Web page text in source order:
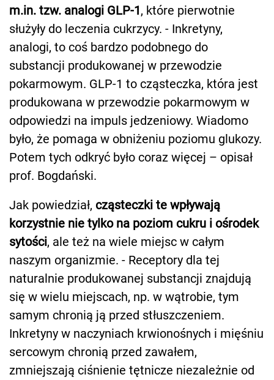
m.in. tzw. analogi GLP-1, które pierwotnie
służyły do leczenia cukrzycy. - Inkretyny,
analogi, to coś bardzo podobnego do
substancji produkowanej w przewodzie
pokarmowym. GLP-1 to cząsteczka, która jest
produkowana w przewodzie pokarmowym w
odpowiedzi na impuls jedzeniowy. Wiadomo
było, że pomaga w obniżeniu poziomu glukozy.
Potem tych odkryć było coraz więcej – opisał
prof. Bogdański.
Jak powiedział, cząsteczki te wpływają
korzystnie nie tylko na poziom cukru i ośrodek
sytości, ale też na wiele miejsc w całym
naszym organizmie. - Receptory dla tej
naturalnie produkowanej substancji znajdują
się w wielu miejscach, np. w wątrobie, tym
samym chronią ją przed stłuszczeniem.
Inkretyny w naczyniach krwionośnych i mięśniu
sercowym chronią przed zawałem,
zmniejszają ciśnienie tętnicze niezależnie od